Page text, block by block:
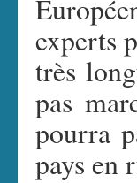
experts
très
pas
pourra
pays en